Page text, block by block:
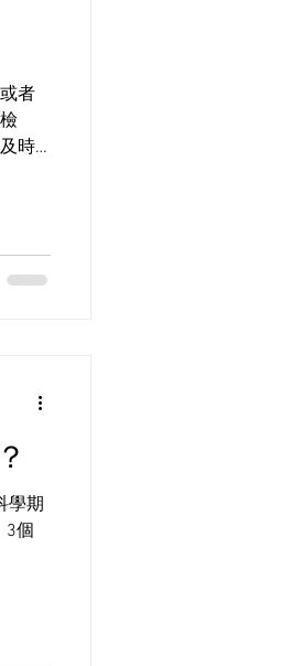
者
時
器
會
(懶
大大
健
們
chart
？
學期
3個